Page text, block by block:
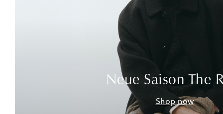
Neue Saison The
Shop now